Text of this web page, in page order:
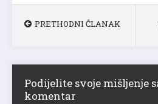
PRETHODNI ČLANAK
Podijelite svoje mišljenje
komentar